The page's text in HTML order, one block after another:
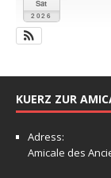
Sat
2026
KUERZ ZUR
Adress:
Amicale des